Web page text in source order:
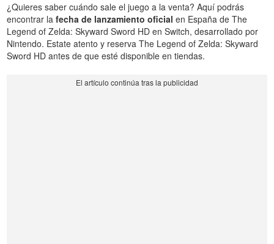
¿Quieres saber cuándo sale el juego a la venta? Aquí podrás
encontrar lafecha de lanzamiento oficial en España de The
Legend of Zelda: Skyward Sword HD en Switch, desarrollado por
Nintendo. Estate atento y reserva The Legend of Zelda: Skyward
Sword HD antes de que esté disponible en tiendas.